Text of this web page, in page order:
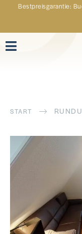
Bestpreisgarantie:
START